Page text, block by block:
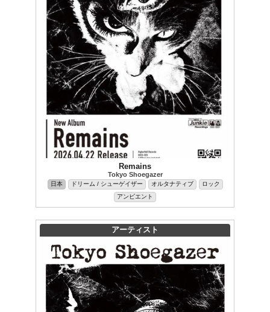
Remains
Tokyo Shoegazer
日本 ドリーム / シューゲイザー オルタナティブ
ロック
アンビエント
アーティスト